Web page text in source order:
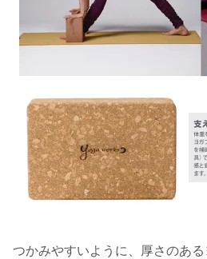
つかみやすいように、厚さのある